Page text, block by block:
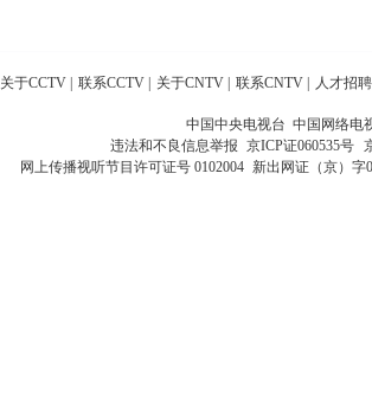
关于CCTV | 联系CCTV | 关于CNTV | 联系CNTV | 人才招聘
中国中央电视台 中国网络电
违法和不良信息举报 京ICP证060535号
网上传播视听节目许可证号 0102004 新出网证（京）